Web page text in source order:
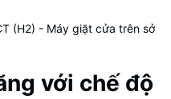
với chế độ